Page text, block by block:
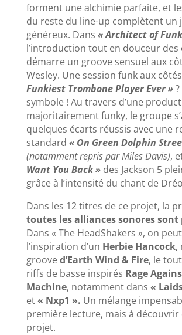
forment une alchimie parfaite, et
du reste du line-up complètent un
généreux. Dans « Architect of
l’introduction tout en douceur des
démarre un groove sensuel aux
Wesley. Une session funk aux
Funkiest Trombone Player Ever »?
symbole ! Au travers d’une
majoritairement funky, le groupe
quelques écarts réussis avec une
standard « On Green Dolphin
(notamment repris par Miles Davis),
Want You Back »des Jackson 5
grâce à l’intensité du chant de
Dans les 12 titres de ce projet, la
toutes les alliances sonores sont
Dans « The HeadShakers », on
l’inspiration d’un Herbie Hancock,
grooved’Earth Wind & Fire, le
riffs de basse inspirés Rage
Machine, notamment dans «
et« Nxp1 ». Un mélange
première lecture, mais à découvrir
projet.